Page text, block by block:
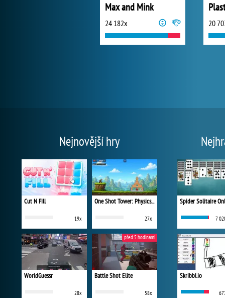
Max and Mink
24 182x 20
Nejnovější hry
Cut N Fill
19x
One Shot Tower: Physics Destroyer
27x
WorldGuessr
28x
Battle Shot Elite
58x
před 5 hodinami
Spider Solitaire
7
Skribbl.io